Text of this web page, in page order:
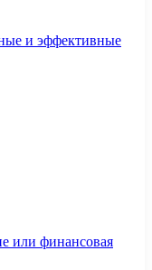
и эффективные
или финансовая